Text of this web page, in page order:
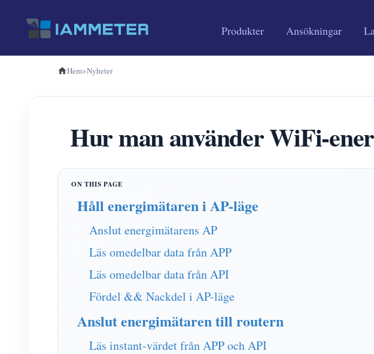
Produkter Ansökningar
Hem>Nyheter
Hur man använder WiFi-
Håll energimätaren i AP-läge
Anslut energimätarens AP
Läs omedelbar data från APP
Läs omedelbar data från API
Fördel && Nackdel i AP-läge
Anslut energimätaren till routern
Läs instant-värdet från APP och API